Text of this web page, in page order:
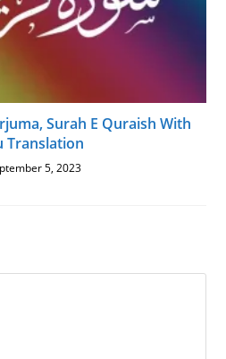
Surah E Quraish With
Translation
5, 2023